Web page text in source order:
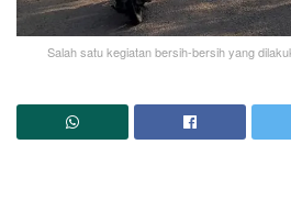
Salah satu kegiatan bersih-bersih yang